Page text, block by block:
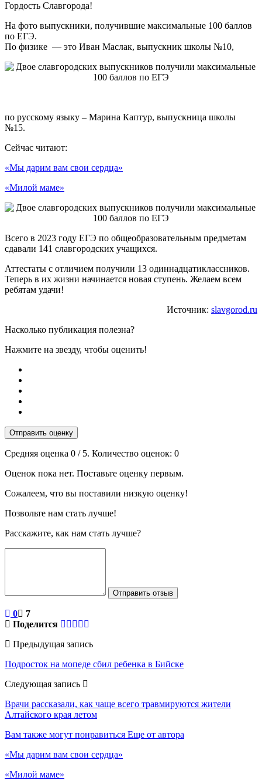
Гордость Славгорода!
На фото выпускники, получившие максимальные 100 баллов
по ЕГЭ.
По физике — это Иван Маслак, выпускник школы №10,
по русскому языку – Марина Каптур, выпускница школы
№15.
Сейчас читают:
«Мы дарим вам свои сердца»
«Милой маме»
Всего в 2023 году ЕГЭ по общеобразовательным предметам
сдавали 141 славгородских учащихся.
Аттестаты с отличием получили 13 одиннадцатиклассников.
Теперь в их жизни начинается новая ступень. Желаем всем
ребятам удачи!
Источник: slavgorod.ru
Насколько публикация полезна?
Нажмите на звезду, чтобы оценить!
Отправить оценку
Средняя оценка 0 / 5. Количество оценок: 0
Оценок пока нет. Поставьте оценку первым.
Сожалеем, что вы поставили низкую оценку!
Позвольте нам стать лучше!
Расскажите, как нам стать лучше?
Отправить отзыв
0
7
Поделится
Предыдущая запись
Подросток на мопеде сбил ребенка в Бийске
Следующая запись
Врачи рассказали, как чаще всего травмируются жители
Алтайского края летом
Вам также могут понравиться Еще от автора
«Мы дарим вам свои сердца»
«Милой маме»